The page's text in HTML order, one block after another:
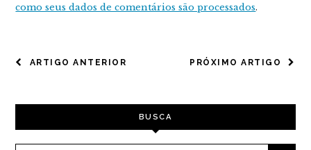
como seus dados de comentários são processados.
NAVEGAÇÃO
POST
PRÓXIMO ARTIGO
ARTIGO ANTERIOR
BUSCA